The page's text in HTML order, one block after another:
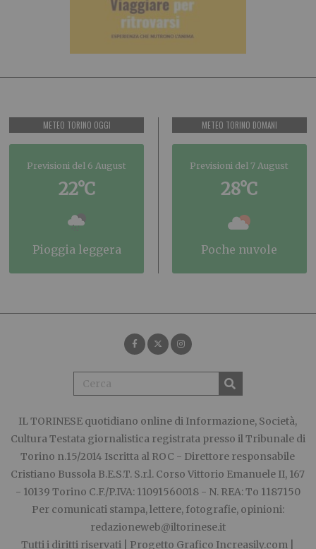
METEO TORINO OGGI
Previsioni del 6 August
22°C
pioggia leggera
METEO TORINO DOMANI
Previsioni del 7 August
28°C
poche nuvole
IL TORINESE quotidiano online di Informazione, Società,
Cultura Testata giornalistica registrata presso il Tribunale di
Torino n.15/2014 Iscritta al ROC - Direttore responsabile
Cristiano Bussola B.E.S.T. S.r.l. Corso Vittorio Emanuele II, 167
- 10139 Torino C.F./P.IVA: 11091560018 - N. REA: To 1187150
Per comunicati stampa, lettere, fotografie, opinioni:
redazioneweb@iltorinese.it
Tutti i diritti riservati | Progetto Grafico Increasily.com